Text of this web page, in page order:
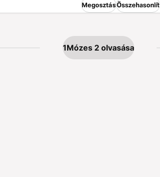
MegosztásÖsszehasonlít
1Mózes 2 olvasása